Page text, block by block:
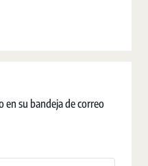
en su bandeja de correo